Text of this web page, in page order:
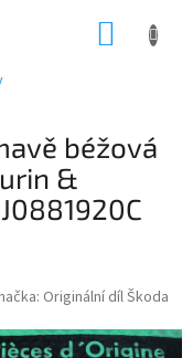
béžová
&
Originální díl Škoda